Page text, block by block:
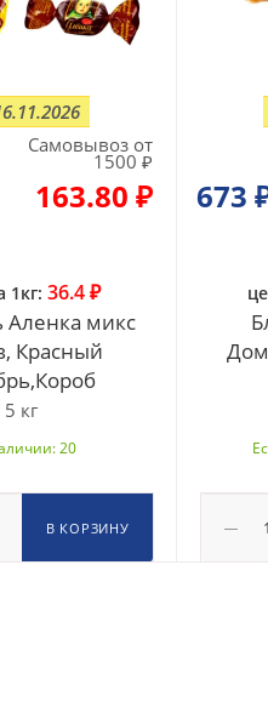
Самовывоз от
1500 ₽
163.80 ₽
1кг: 36.4 ₽
Аленка микс
Красный
5 кг
20
В КОРЗИНУ
673